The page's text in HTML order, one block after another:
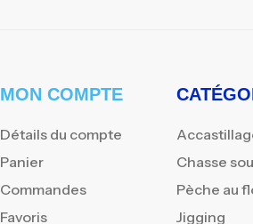
MON COMPTE
Détails du compte
Panier
Commandes
Favoris
Chasse
Pèche au
Jigging